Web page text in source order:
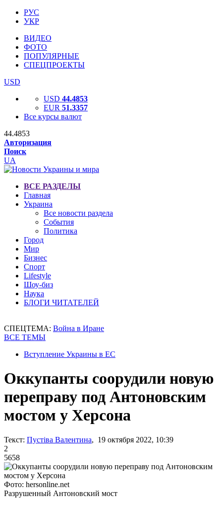
РУС
УКР
ВИДЕО
ФОТО
ПОПУЛЯРНЫЕ
СПЕЦПРОЕКТЫ
USD
USD 44.4853
EUR 51.3357
Все курсы валют
44.4853
Авторизация
Поиск
UA
ВСЕ РАЗДЕЛЫ
Главная
Украина
Все новости раздела
События
Политика
Город
Мир
Бизнес
Спорт
Lifestyle
Шоу-биз
Наука
БЛОГИ ЧИТАТЕЛЕЙ
СПЕЦТЕМА: Война в Иране
ВСЕ ТЕМЫ
Вступление Украины в ЕС
Оккупанты соорудили новую
переправу под Антоновским
мостом у Херсона
Текст: Пустіва Валентина, 19 октября 2022, 10:39
2
5658
Фото: hersonline.net
Разрушенный Антоновский мост